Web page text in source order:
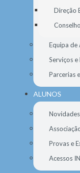
Direção
Equipa de
Serviços
Parcerias
ALUNOS
Novidades
Provas e
Acessos